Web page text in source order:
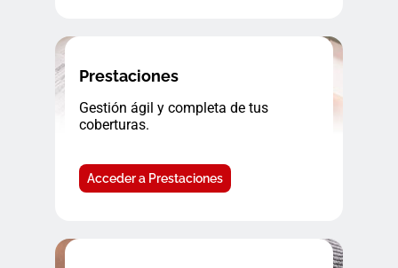
Prestaciones
Gestión ágil y completa de tus
coberturas.
Acceder a Prestaciones